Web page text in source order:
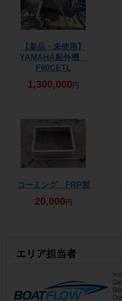
【新品・未使用】
YAMAHA船外機
F90CETL
1,300,000 円
コーミング FRP製
20,000 円
エリア担当者